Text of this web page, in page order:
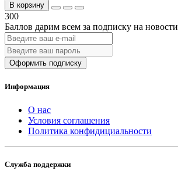
В корзину
300
Баллов дарим всем за подписку на новости
Оформить подписку
Информация
О нас
Условия соглашения
Политика конфидициальности
Служба поддержки